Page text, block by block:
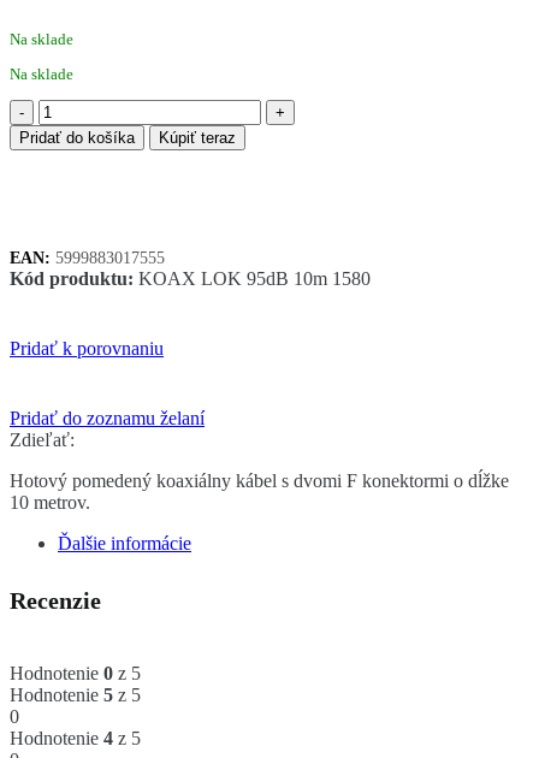
Na sklade
Na sklade
množstvo
Koaxiálny
kábel
jadrom
10m
Pridať do košíka Kúpiť teraz
EAN: 5999883017555
Kód produktu: KOAX LOK 95dB 10m 1580
Pridať k porovnaniu
Pridať do zoznamu želaní
Zdieľať:
Hotový pomedený koaxiálny kábel s dvomi F konektormi o dĺžke
10 metrov.
Ďalšie informácie
Recenzie
Hodnotenie 0 z 5
Hodnotenie 5 z 5
0
Hodnotenie 4 z 5